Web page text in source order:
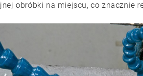
obróbki na miejscu, co znacznie